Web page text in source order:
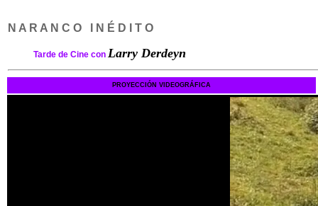
N A R A N C O I N É D I T O
Tarde de Cine con Larry Derdeyn
PROYECCIÓN VIDEOGRÁFICA